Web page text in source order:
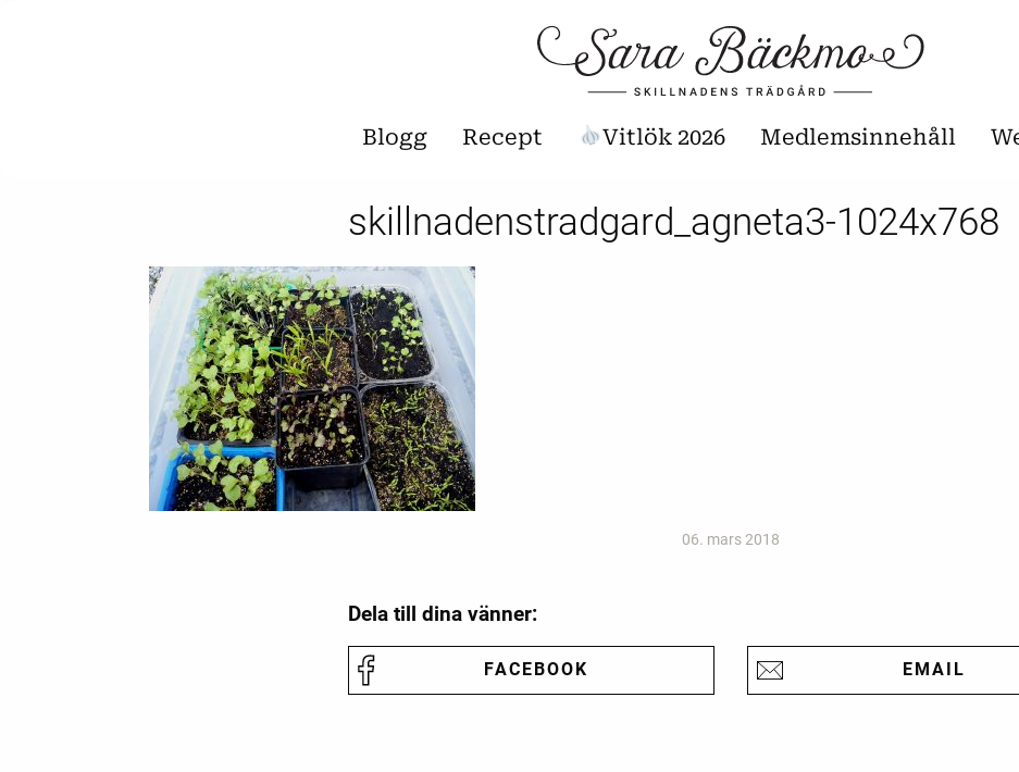
Blogg Recept Vitlök 2026 Medlemsinnehåll
skillnadenstradgard_agneta3-1024x768
06. mars 2018
Dela till dina vänner:
FACEBOOK EMAIL